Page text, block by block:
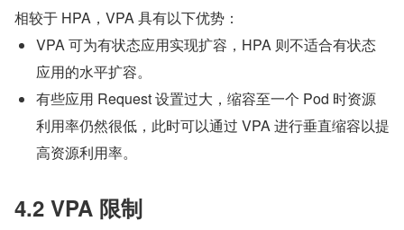
相较于 HPA，VPA 具有以下优势：
VPA 可为有状态应用实现扩容，HPA 则不适合有状态
应用的水平扩容。
有些应用 Request 设置过大，缩容至一个 Pod 时资源
利用率仍然很低，此时可以通过 VPA 进行垂直缩容以提
高资源利用率。
4.2 VPA 限制